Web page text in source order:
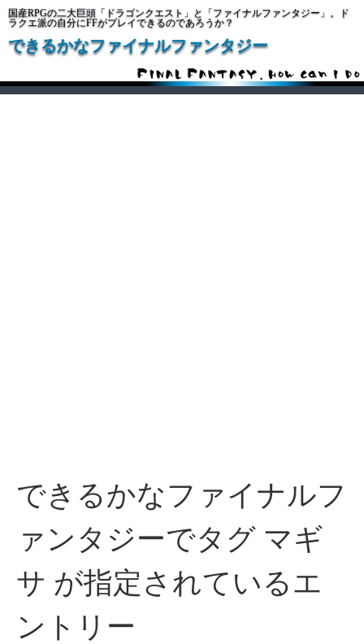
国産RPGの二大巨頭「ドラゴンクエスト」と「ファイナルファンタジー」。ド
ラクエ派の自分にFFがプレイできるのであろうか？
できるかなファイナルファンタジー
できるかなファイナルフ
ァンタジーでタグ マギ
サ が指定されているエ
ントリー